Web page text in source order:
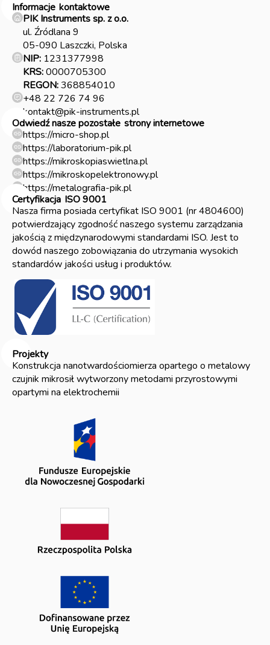
Informacje kontaktowe
PIK Instruments sp. z o.o.
ul. Źródlana 9
05-090 Laszczki, Polska
NIP: 1231377998
KRS:0000705300
REGON:368854010
+48 22 726 74 96
kontakt@pik-instruments.pl
Odwiedź nasze pozostałe strony internetowe
https://micro-shop.pl
https://laboratorium-pik.pl
https://mikroskopiaswietlna.pl
https://mikroskopelektronowy.pl
https://metalografia-pik.pl
Certyfikacja ISO 9001
Nasza firma posiada certyfikat ISO 9001 (nr 4804600)
potwierdzający zgodność naszego systemu zarządzania
jakością z międzynarodowymi standardami ISO. Jest to
dowód naszego zobowiązania do utrzymania wysokich
standardów jakości usług i produktów.
Projekty
Konstrukcja nanotwardościomierza opartego o metalowy
czujnik mikrosił wytworzony metodami przyrostowymi
opartymi na elektrochemii